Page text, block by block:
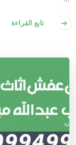
تابع القراءة